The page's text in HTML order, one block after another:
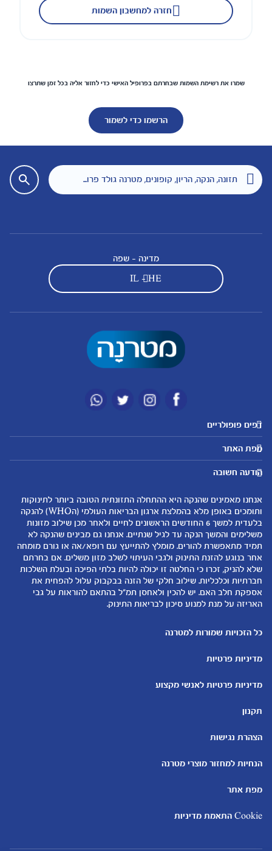
חזרה למחשבון השמות
שמרו את רשימת השמות שבחרתם בפרופיל האישי כדי לחזור אליה בכל זמן שתרצו
הרשמו כדי לשמור
מדינה - שפה
IL - HE
דפים פופולריים
מטרנה לשירותכם
היועצות שלנו
שאלות נפוצות
אודות
لموقع متيرنا باللغة العربية
מועדון מטרנה
רכישת מוצרים
המוצרים שלנו
קופונים
מפת האתר
אבני דרך
לקראת הריון
0-6 חודשים
6-12 חודשים
12-24 חודשים
נושאים
שמות לתינוקות
התפתחות התינוק
תזונת תינוקות
טיפול בתינוק
הנקה
להיות הורים
מחשבון ביוץ
מחשבון שמות
מחשבון צבע עיניים
הודעה חשובה
אנחנו מאמינים שהנקה היא ההתחלה התזונתית הטובה ביותר לתינוקות
ותומכים באופן מלא בהמלצת ארגון הבריאות העולמי (הWHO) להנקה
בלעדית למשך 6 החודשים הראשונים לחיים ולאחר מכן שילוב מזונות
משלימים והמשך הנקה עד לגיל שנתיים. אנחנו גם מבינים שהנקה לא
תמיד מתאפשרת להורים. מומלץ להתייעץ עם רופא/אה או גורם מומחה
אחר בנוגע להזנת התינוק ולגבי העיתוי לשלב מזון משלים. אם בחרתם
שלא להניק, זכרו כי החלטה זו יכולה להיות בלתי הפיכה ובעלת השלכות
חברתיות וכלכליות. שילוב חלקי של הזנה בבקבוק עלול להפחית את
אספקת חלב האם. יש להכין ולאחסן תמ"ל בהתאם להוראות על גבי
האריזה על מנת למנוע סיכון לבריאות התינוק.
כל הזכויות שמורות למטרנה
מדיניות פרטיות
מדיניות פרטיות לאנשי מקצוע
תקנון
הצהרת נגישות
הנחיות למחזור מוצרי מטרנה
מפת אתר
Cookie התאמת מדיניות